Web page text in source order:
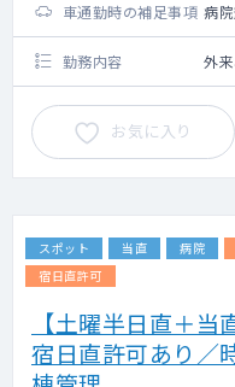
車通勤時の補足事項 病
勤務内容 外
お気に入り
スポット 当直 病院
宿日直許可
【土曜半日直＋
宿日直許可あり／